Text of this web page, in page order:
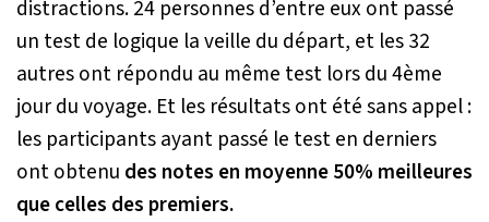
distractions. 24 personnes d’entre eux ont passé
un test de logique la veille du départ, et les 32
autres ont répondu au même test lors du 4ème
jour du voyage. Et les résultats ont été sans appel :
les participants ayant passé le test en derniers
ont obtenu des notes en moyenne 50% meilleures
que celles des premiers.